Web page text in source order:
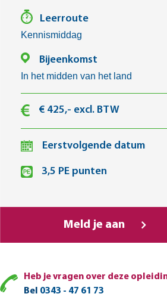
Leerroute
Kennismiddag
Bijeenkomst
In het midden van het land
€ 425,- excl. BTW
Eerstvolgende datum
3,5 PE punten
Meld je aan
Heb je vragen over deze
Bel 0343 - 47 61 73